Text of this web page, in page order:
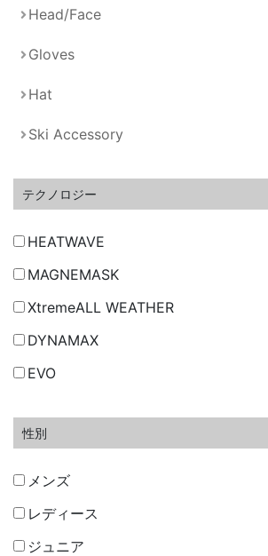
Head/Face
Gloves
Hat
Ski Accessory
テクノロジー
HEATWAVE
MAGNEMASK
XtremeALL WEATHER
DYNAMAX
EVO
性別
メンズ
レディース
ジュニア